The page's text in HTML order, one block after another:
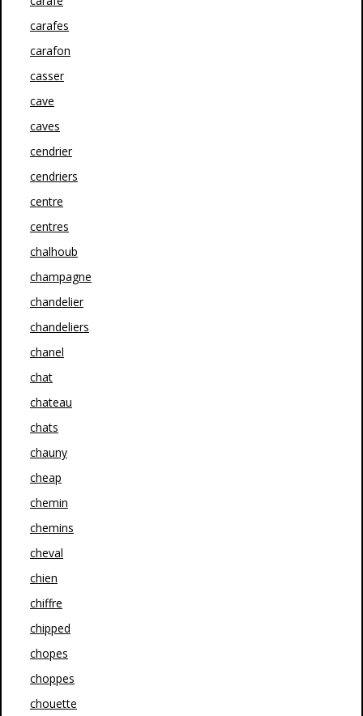
carafes
carafon
casser
cave
caves
cendrier
cendriers
centre
centres
chalhoub
champagne
chandelier
chandeliers
chanel
chat
chateau
chats
chauny
cheap
chemin
chemins
cheval
chien
chiffre
chipped
chopes
choppes
chouette